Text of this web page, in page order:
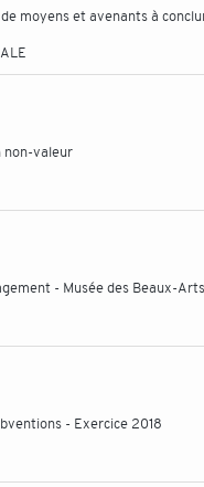
moyens et avenants à
non-valeur
- Musée des Beaux-
- Exercice 2018